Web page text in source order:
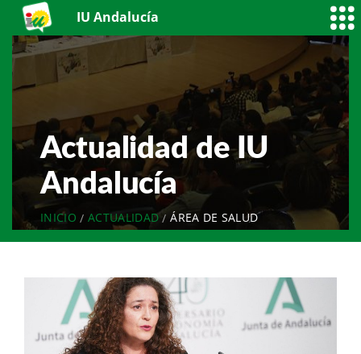
IU Andalucía
Actualidad de IU
Andalucía
INICIO ACTUALIDAD ÁREA DE SALUD